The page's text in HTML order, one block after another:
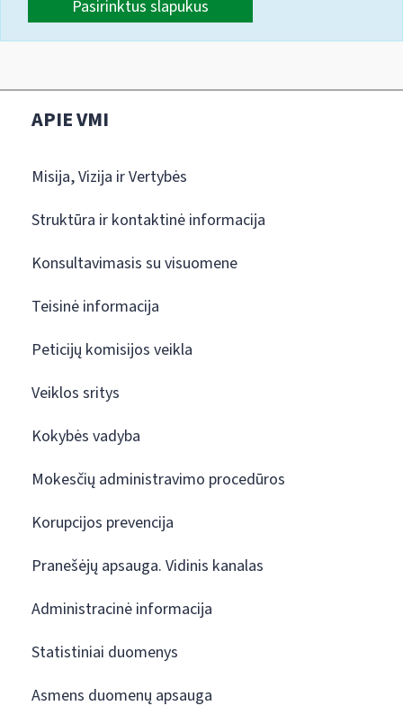
Pasirinktus slapukus
APIE VMI
Misija, Vizija ir Vertybės
Struktūra ir kontaktinė informacija
Konsultavimasis su visuomene
Teisinė informacija
Peticijų komisijos veikla
Veiklos sritys
Kokybės vadyba
Mokesčių administravimo procedūros
Korupcijos prevencija
Pranešėjų apsauga. Vidinis kanalas
Administracinė informacija
Statistiniai duomenys
Asmens duomenų apsauga